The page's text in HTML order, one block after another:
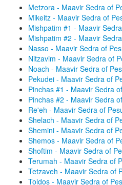
Metzora - Maavir Sedra of
Mikeitz - Maavir Sedra of
Mishpatim #1 - Maavir
Mishpatim #2 - Maavir
Nasso - Maavir Sedra of
Nitzavim - Maavir Sedra of
Noach - Maavir Sedra of
Pekudei - Maavir Sedra of
Pinchas #1 - Maavir Sedra
Pinchas #2 - Maavir Sedra
Re'eh - Maavir Sedra of
Shelach - Maavir Sedra of
Shemini - Maavir Sedra of
Shemos - Maavir Sedra of
Shoftim - Maavir Sedra of
Terumah - Maavir Sedra of
Tetzaveh - Maavir Sedra of
Toldos - Maavir Sedra of